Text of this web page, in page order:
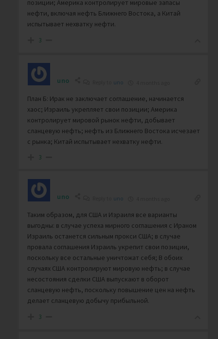
позиции; Америка контролирует мировые запасы
нефти, включая нефть Ближнего Востока, а Китай
испытывает нехватку нефти.
3
uno uno
План Б: Ирак не заключает соглашение, начинается
хаос; Израиль укрепляет свои позиции; Америка
контролирует мировой рынок нефти, добывает
сланцевую нефть; нефть из Ближнего Востока исчезает
с рынка; Китай испытывает нехватку нефти.
3
uno uno
Таким образом, для США и Израиля все варианты
выгодны: в случае успеха мирного соглашения с Ираном
Израиль останется сильным прокси США; в случае
провала соглашения Израиль укрепит свои позиции,
поскольку все остальные уничтожат себя; В обоих
случаях США контролируют мировую нефть; в случае
несостояния сделки США выпускают в оборот
сланцевую нефть, поскольку повышение цен на нефть
делает сланцевую добычу прибыльной.
3